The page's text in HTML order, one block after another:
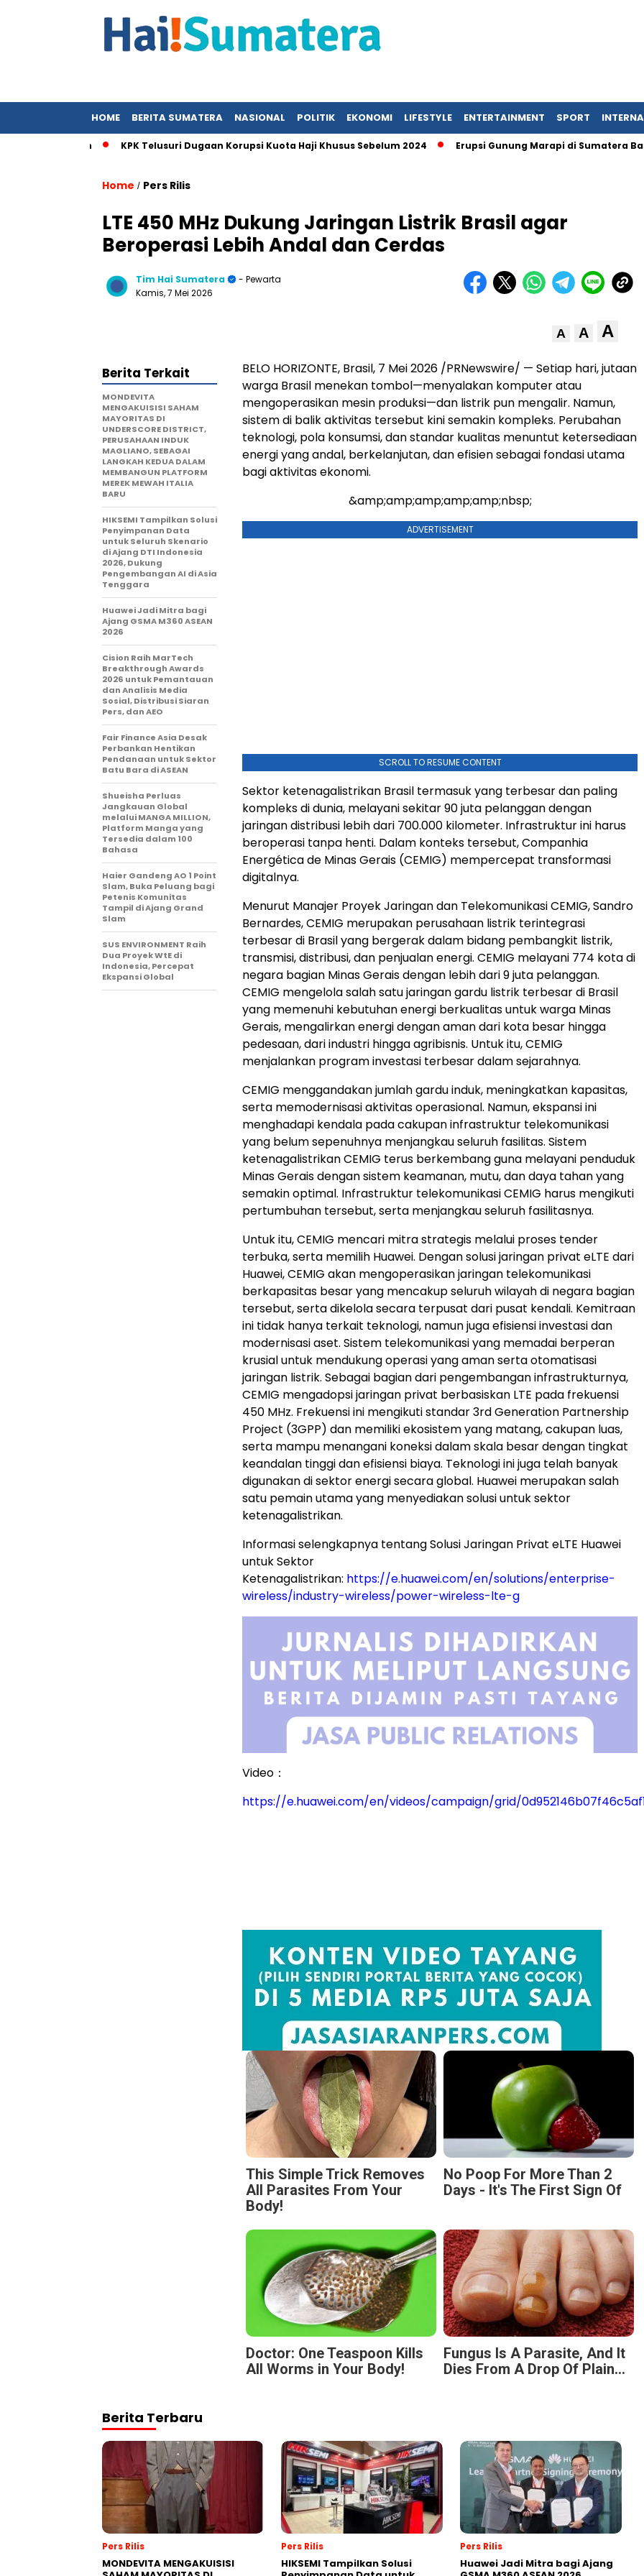
HOME BERITA SUMATERA NASIONAL POLITIK EKONOMI LIFESTYLE ENTERTAINMENT SPORT
KPK Telusuri Dugaan Korupsi Kuota Haji Khusus Sebelum 2024 Erupsi Gunung Marapi di Sumatera Barat,
Home / Pers Rilis
LTE 450 MHz Dukung Jaringan Listrik Brasil agar
Beroperasi Lebih Andal dan Cerdas
Tim Hai Sumatera
- Pewarta
Kamis, 7 Mei 2026
A A A
BELO HORIZONTE, Brasil, 7 Mei 2026 /PRNewswire/ — Setiap hari, jutaan
warga Brasil menekan tombol—menyalakan komputer atau
mengoperasikan mesin produksi—dan listrik pun mengalir. Namun,
sistem di balik aktivitas tersebut kini semakin kompleks. Perubahan
teknologi, pola konsumsi, dan standar kualitas menuntut ketersediaan
energi yang andal, berkelanjutan, dan efisien sebagai fondasi utama
bagi aktivitas ekonomi.
&amp;amp;amp;amp;amp;nbsp;
ADVERTISEMENT
SCROLL TO RESUME CONTENT
Sektor ketenagalistrikan Brasil termasuk yang terbesar dan paling
kompleks di dunia, melayani sekitar 90 juta pelanggan dengan
jaringan distribusi lebih dari 700.000 kilometer. Infrastruktur ini harus
beroperasi tanpa henti. Dalam konteks tersebut, Companhia
Energética de Minas Gerais (CEMIG) mempercepat transformasi
digitalnya.
Menurut Manajer Proyek Jaringan dan Telekomunikasi CEMIG, Sandro
Bernardes, CEMIG merupakan perusahaan listrik terintegrasi
terbesar di Brasil yang bergerak dalam bidang pembangkit listrik,
transmisi, distribusi, dan penjualan energi. CEMIG melayani 774 kota di
negara bagian Minas Gerais dengan lebih dari 9 juta pelanggan.
CEMIG mengelola salah satu jaringan gardu listrik terbesar di Brasil
yang memenuhi kebutuhan energi berkualitas untuk warga Minas
Gerais, mengalirkan energi dengan aman dari kota besar hingga
pedesaan, dari industri hingga agribisnis. Untuk itu, CEMIG
menjalankan program investasi terbesar dalam sejarahnya.
CEMIG menggandakan jumlah gardu induk, meningkatkan kapasitas,
serta memodernisasi aktivitas operasional. Namun, ekspansi ini
menghadapi kendala pada cakupan infrastruktur telekomunikasi
yang belum sepenuhnya menjangkau seluruh fasilitas. Sistem
ketenagalistrikan CEMIG terus berkembang guna melayani penduduk
Minas Gerais dengan sistem keamanan, mutu, dan daya tahan yang
semakin optimal. Infrastruktur telekomunikasi CEMIG harus mengikuti
pertumbuhan tersebut, serta menjangkau seluruh fasilitasnya.
Untuk itu, CEMIG mencari mitra strategis melalui proses tender
terbuka, serta memilih Huawei. Dengan solusi jaringan privat eLTE dari
Huawei, CEMIG akan mengoperasikan jaringan telekomunikasi
berkapasitas besar yang mencakup seluruh wilayah di negara bagian
tersebut, serta dikelola secara terpusat dari pusat kendali. Kemitraan
ini tidak hanya terkait teknologi, namun juga efisiensi investasi dan
modernisasi aset. Sistem telekomunikasi yang memadai berperan
krusial untuk mendukung operasi yang aman serta otomatisasi
jaringan listrik. Sebagai bagian dari pengembangan infrastrukturnya,
CEMIG mengadopsi jaringan privat berbasiskan LTE pada frekuensi
450 MHz. Frekuensi ini mengikuti standar 3rd Generation Partnership
Project (3GPP) dan memiliki ekosistem yang matang, cakupan luas,
serta mampu menangani koneksi dalam skala besar dengan tingkat
keandalan tinggi dan efisiensi biaya. Teknologi ini juga telah banyak
digunakan di sektor energi secara global. Huawei merupakan salah
satu pemain utama yang menyediakan solusi untuk sektor
ketenagalistrikan.
Informasi selengkapnya tentang Solusi Jaringan Privat eLTE Huawei
untuk Sektor
Ketenagalistrikan: https://e.huawei.com/en/solutions/enterprise-
wireless/industry-wireless/power-wireless-lte-g
Video：
https://e.huawei.com/en/videos/campaign/grid/
This Simple Trick Removes
All Parasites From Your
Body!
No Poop For More Than 2
Days - It's The First Sign Of
Doctor: One Teaspoon Kills
All Worms in Your Body!
Fungus Is A Parasite, And It
Dies From A Drop Of Plain...
Berita Terkait
MONDEVITA
MENGAKUISISI SAHAM
MAYORITAS DI
UNDERSCORE DISTRICT,
PERUSAHAAN INDUK
MAGLIANO, SEBAGAI
LANGKAH KEDUA DALAM
MEMBANGUN PLATFORM
MEREK MEWAH ITALIA
BARU
HIKSEMI Tampilkan Solusi
Penyimpanan Data
untuk Seluruh Skenario
di Ajang DTI Indonesia
2026, Dukung
Pengembangan AI di Asia
Tenggara
Huawei Jadi Mitra bagi
Ajang GSMA M360 ASEAN
2026
Cision Raih MarTech
Breakthrough Awards
2026 untuk Pemantauan
dan Analisis Media
Sosial, Distribusi Siaran
Pers, dan AEO
Fair Finance Asia Desak
Perbankan Hentikan
Pendanaan untuk Sektor
Batu Bara di ASEAN
Shueisha Perluas
Jangkauan Global
melalui MANGA MILLION,
Platform Manga yang
Tersedia dalam 100
Bahasa
Haier Gandeng AO 1 Point
Slam, Buka Peluang bagi
Petenis Komunitas
Tampil di Ajang Grand
Slam
SUS ENVIRONMENT Raih
Dua Proyek WtE di
Indonesia, Percepat
Ekspansi Global
Berita Terbaru
Pers Rilis
MONDEVITA MENGAKUISISI
Pers Rilis
HIKSEMI Tampilkan Solusi
Pers Rilis
Huawei Jadi Mitra bagi Ajang